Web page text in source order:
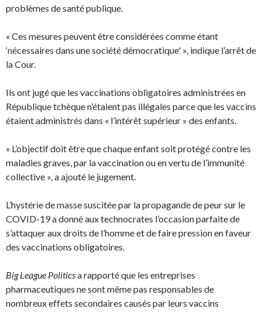
problèmes de santé publique.
« Ces mesures peuvent être considérées comme étant
‘nécessaires dans une société démocratique' », indique l’arrêt de
la Cour.
Ils ont jugé que les vaccinations obligatoires administrées en
République tchèque n’étaient pas illégales parce que les vaccins
étaient administrés dans « l’intérêt supérieur » des enfants.
« L’objectif doit être que chaque enfant soit protégé contre les
maladies graves, par la vaccination ou en vertu de l’immunité
collective », a ajouté le jugement.
L’hystérie de masse suscitée par la propagande de peur sur le
COVID-19 a donné aux technocrates l’occasion parfaite de
s’attaquer aux droits de l’homme et de faire pression en faveur
des vaccinations obligatoires.
Big League Politicsa rapporté que les entreprises
pharmaceutiques ne sont même pas responsables de
nombreux effets secondaires causés par leurs vaccins